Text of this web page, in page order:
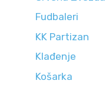
Fudbaleri
KK Partizan
Klađenje
Košarka